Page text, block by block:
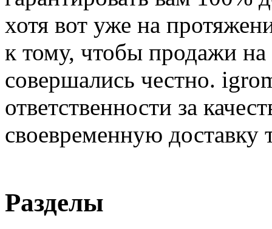
хотя вот уже на
к тому, чтобы продажи
совершались честно.
ответственности за
своевременную доставку
Разделы